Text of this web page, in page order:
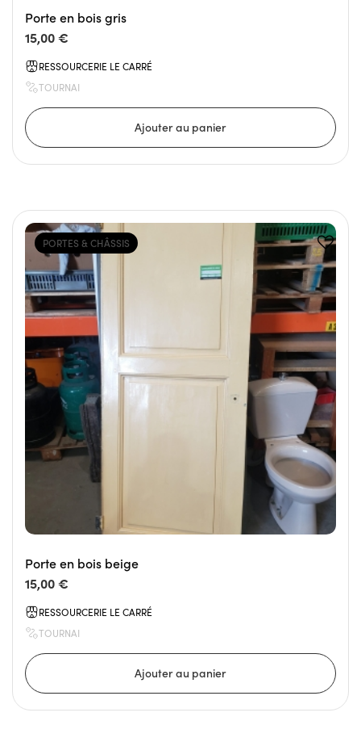
Porte en bois gris
15,00 €
RESSOURCERIE LE CARRÉ
TOURNAI
PORTES & CHÂSSIS
Porte en bois beige
15,00 €
RESSOURCERIE LE CARRÉ
TOURNAI